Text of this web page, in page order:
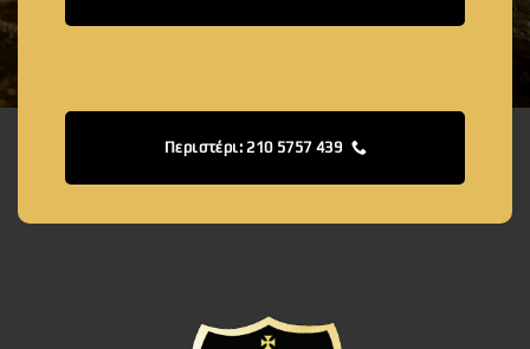
Περιστέρι: 210 5757 439